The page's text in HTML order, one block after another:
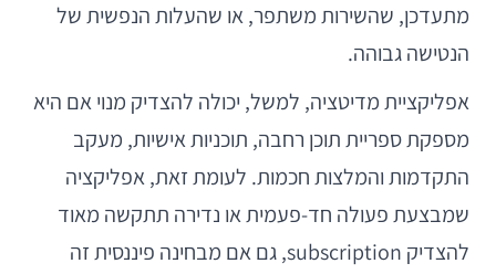
מתעדכן, שהשירות משתפר, או שהעלות הנפשית של
הנטישה גבוהה.
אפליקציית מדיטציה, למשל, יכולה להצדיק מנוי אם היא
מספקת ספריית תוכן רחבה, תוכניות אישיות, מעקב
התקדמות והמלצות חכמות. לעומת זאת, אפליקציה
שמבצעת פעולה חד-פעמית או נדירה תתקשה מאוד
להצדיק subscription, גם אם מבחינה פיננסית זה